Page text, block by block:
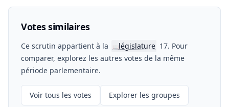
Votes similaires
Ce scrutin appartient à la 📖législature 17. Pour
comparer, explorez les autres votes de la même
période parlementaire.
Voir tous les votes Explorer les groupes